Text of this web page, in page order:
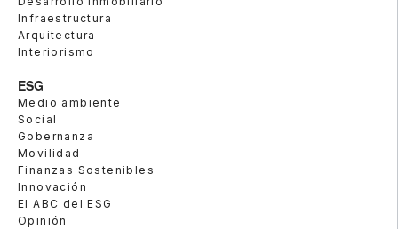
Infraestructura
Arquitectura
Interiorismo
ESG
Medio ambiente
Social
Gobernanza
Movilidad
Finanzas Sostenibles
Innovación
El ABC del ESG
Opinión